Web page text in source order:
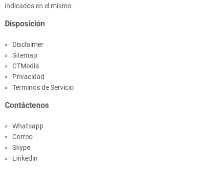
indicados en el mismo.
Disposición
Disclaimer
Sitemap
CTMedia
Privacidad
Terminos de Servicio
Contáctenos
Whatsapp
Correo
Skype
Linkedin